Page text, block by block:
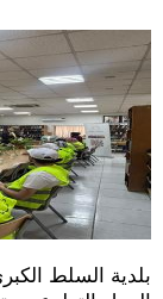
بلدية السلط